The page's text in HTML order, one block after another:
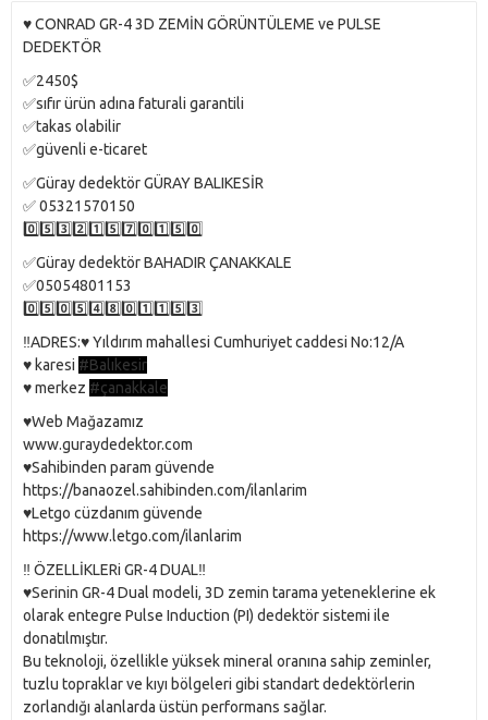
♥️ CONRAD GR-4 3D ZEMİN GÖRÜNTÜLEME ve PULSE
DEDEKTÖR
✅2450$
✅sıfır ürün adına faturali garantili
✅takas olabilir
✅güvenli e-ticaret
✅Güray dedektör GÜRAY BALIKESİR
✅ 05321570150
0️⃣5️⃣3️⃣2️⃣1️⃣5️⃣7️⃣0️⃣1️⃣5️⃣0️⃣
✅Güray dedektör BAHADIR ÇANAKKALE
✅05054801153
0️⃣5️⃣0️⃣5️⃣4️⃣8️⃣0️⃣1️⃣1️⃣5️⃣3️⃣
‼️ADRES:♥️ Yıldırım mahallesi Cumhuriyet caddesi No:12/A
♥️ karesi #Balıkesir
♥️ merkez #çanakkale
♥️Web Mağazamız
www.guraydedektor.com
♥️Sahibinden param güvende
https://banaozel.sahibinden.com/ilanlarim
♥️Letgo cüzdanım güvende
https://www.letgo.com/ilanlarim
‼️ ÖZELLİKLERi GR-4 DUAL‼️
♥️Serinin GR-4 Dual modeli, 3D zemin tarama yeteneklerine ek
olarak entegre Pulse Induction (PI) dedektör sistemi ile
donatılmıştır.
Bu teknoloji, özellikle yüksek mineral oranına sahip zeminler,
tuzlu topraklar ve kıyı bölgeleri gibi standart dedektörlerin
zorlandığı alanlarda üstün performans sağlar.